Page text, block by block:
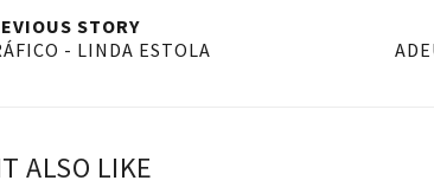
STORY
- LINDA ESTOLA
ALSO LIKE